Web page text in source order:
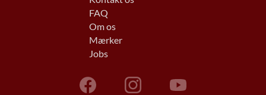
FAQ
Om os
Mærker
Jobs